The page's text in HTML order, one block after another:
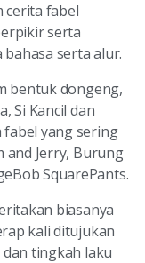
cerita fabel
serta
serta alur.
bentuk dongeng,
Si Kancil dan
fabel yang sering
and Jerry, Burung
SquarePants.
biasanya
kali ditujukan
tingkah laku